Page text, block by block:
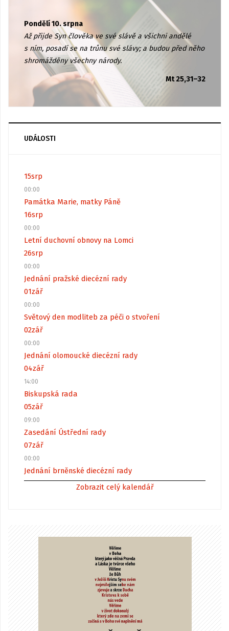
Pondělí 10. srpna
Až přijde Syn člověka ve své slávě a všichni andělé
s ním, posadí se na trůnu své slávy; a budou před něho
shromážděny všechny národy.
Mt 25,31–32
UDÁLOSTI
15srp
00:00
Památka Marie, matky Páně
16srp
00:00
Letní duchovní obnovy na Lomci
26srp
00:00
Jednání pražské diecézní rady
01zář
00:00
Světový den modliteb za péči o stvoření
02zář
00:00
Jednání olomoucké diecézní rady
04zář
14:00
Biskupská rada
05zář
09:00
Zasedání Ústřední rady
07zář
00:00
Jednání brněnské diecézní rady
Zobrazit celý kalendář